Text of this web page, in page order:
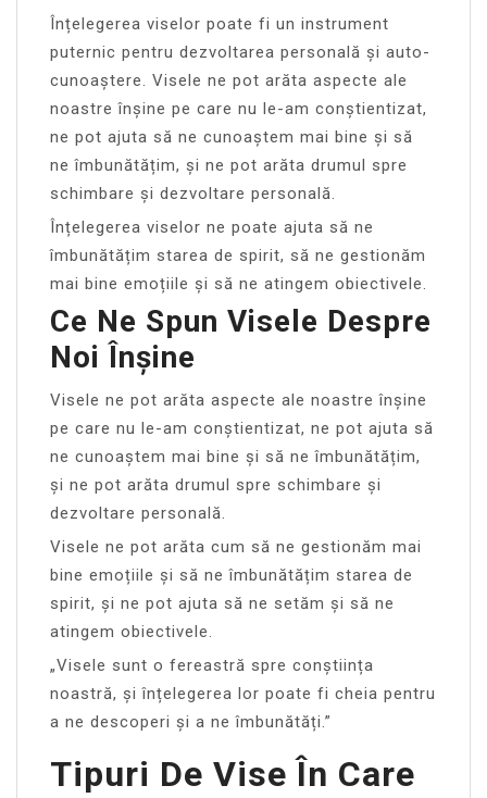
Înțelegerea viselor poate fi un instrument
puternic pentru dezvoltarea personală și auto-
cunoaștere. Visele ne pot arăta aspecte ale
noastre înșine pe care nu le-am conștientizat,
ne pot ajuta să ne cunoaștem mai bine și să
ne îmbunătățim, și ne pot arăta drumul spre
schimbare și dezvoltare personală.
Înțelegerea viselor ne poate ajuta să ne
îmbunătățim starea de spirit, să ne gestionăm
mai bine emoțiile și să ne atingem obiectivele.
Ce Ne Spun Visele Despre
Noi Înșine
Visele ne pot arăta aspecte ale noastre înșine
pe care nu le-am conștientizat, ne pot ajuta să
ne cunoaștem mai bine și să ne îmbunătățim,
și ne pot arăta drumul spre schimbare și
dezvoltare personală.
Visele ne pot arăta cum să ne gestionăm mai
bine emoțiile și să ne îmbunătățim starea de
spirit, și ne pot ajuta să ne setăm și să ne
atingem obiectivele.
„Visele sunt o fereastră spre conștiința
noastră, și înțelegerea lor poate fi cheia pentru
a ne descoperi și a ne îmbunătăți.”
Tipuri De Vise În Care